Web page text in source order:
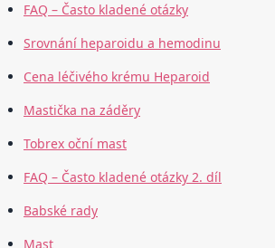
FAQ – Často kladené otázky
Srovnání heparoidu a hemodinu
Cena léčivého krému Heparoid
Mastička na záděry
Tobrex oční mast
FAQ – Často kladené otázky 2. díl
Babské rady
Mast